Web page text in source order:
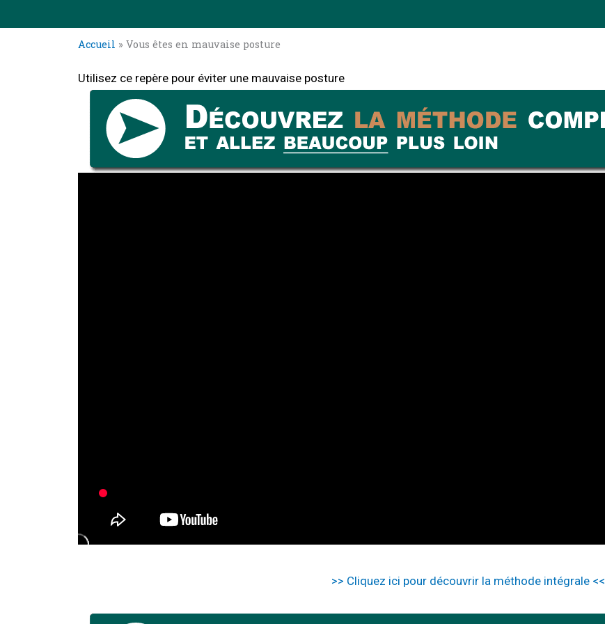
Accueil » Vous êtes en mauvaise posture
Utilisez ce repère pour éviter une mauvaise posture
>> Cliquez ici pour découvrir la méthode intégrale <<